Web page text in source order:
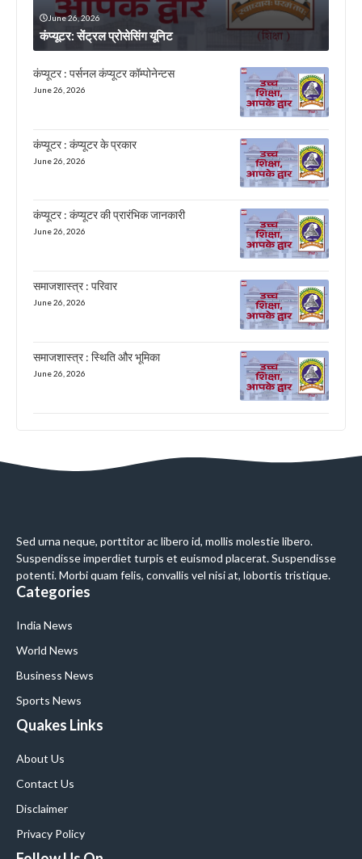
June 26, 2026
कंप्यूटर: सेंट्रल प्रोसेसिंग यूनिट
कंप्यूटर : पर्सनल कंप्यूटर कॉम्पोनेन्टस
June 26, 2026
कंप्यूटर : कंप्यूटर के प्रकार
June 26, 2026
कंप्यूटर : कंप्यूटर की प्रारंभिक जानकारी
June 26, 2026
समाजशास्त्र : परिवार
June 26, 2026
समाजशास्त्र : स्थिति और भूमिका
June 26, 2026
Sed urna neque, porttitor ac libero id, mollis molestie libero.
Suspendisse imperdiet turpis et euismod placerat. Suspendisse
potenti. Morbi quam felis, convallis vel nisi at, lobortis tristique.
Categories
India News
World News
Business News
Sports News
Quakes Links
About Us
Contact Us
Disclaimer
Privacy Policy